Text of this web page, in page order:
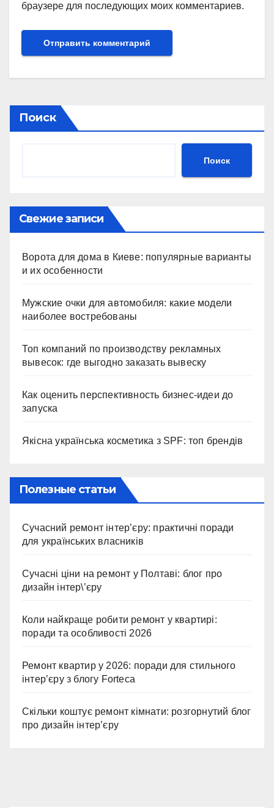
браузере для последующих моих комментариев.
Поиск
Поиск
Свежие записи
Ворота для дома в Киеве: популярные варианты
и их особенности
Мужские очки для автомобиля: какие модели
наиболее востребованы
Топ компаний по производству рекламных
вывесок: где выгодно заказать вывеску
Как оценить перспективность бизнес-идеи до
запуска
Якісна українська косметика з SPF: топ брендів
Полезные статьи
Сучасний ремонт інтер’єру: практичні поради
для українських власників
Сучасні ціни на ремонт у Полтаві: блог про
дизайн інтер\’єру
Коли найкраще робити ремонт у квартирі:
поради та особливості 2026
Ремонт квартир у 2026: поради для стильного
інтер’єру з блогу Forteca
Скільки коштує ремонт кімнати: розгорнутий блог
про дизайн інтер’єру